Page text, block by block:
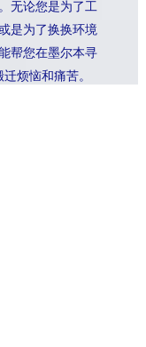
无论您是为了工
是为了换换环境
帮您在墨尔本寻
烦恼和痛苦。